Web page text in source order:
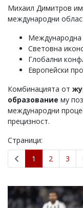
отговорност
за
откриете
обиден
коментар,
моля
сигнализирайте
ни!
Михаил Димитров
международни
Международна
Световна
Глобални
Европейски
Комбинацията от
образование му
международни
прецизност.
Страници:
1
2 3